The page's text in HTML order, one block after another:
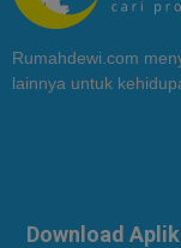
Rumahdewi.com
lainnya untuk
Download